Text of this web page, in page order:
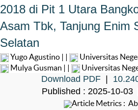
2018 di Pit 1 Utara
Asam Tbk, Tanjung Enim
Selatan
Yugo Agustino | | Universitas
Mulya Gusman | |
Universitas
Download PDF
Published : 2025-10-
Article Metrics :